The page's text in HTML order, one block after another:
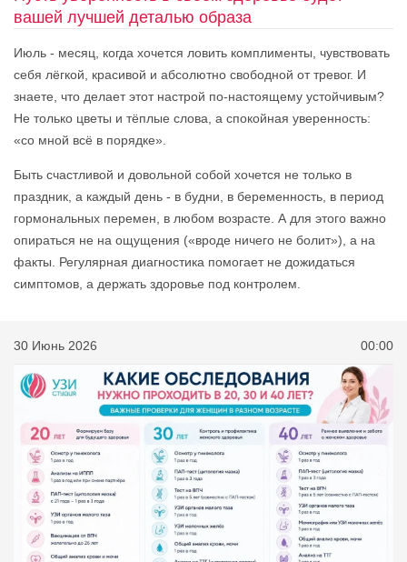
вашей лучшей деталью образа
Июль - месяц, когда хочется ловить комплименты, чувствовать
себя лёгкой, красивой и абсолютно свободной от тревог. И
знаете, что делает этот настрой по-настоящему устойчивым?
Не только цветы и тёплые слова, а спокойная уверенность:
«со мной всё в порядке».
Быть счастливой и довольной собой хочется не только в
праздник, а каждый день - в будни, в беременность, в период
гормональных перемен, в любом возрасте. А для этого важно
опираться не на ощущения («вроде ничего не болит»), а на
факты. Регулярная диагностика помогает не дожидаться
симптомов, а держать здоровье под контролем.
30 Июнь 2026 00:00